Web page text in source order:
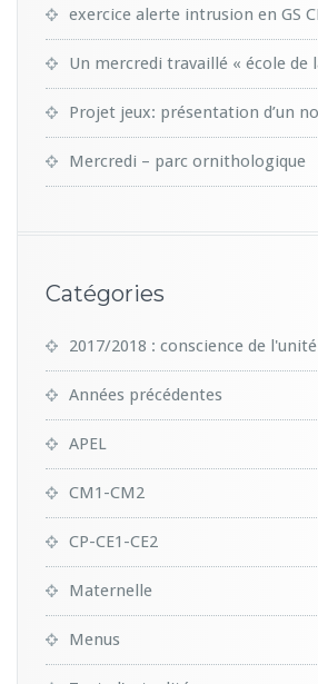
exercice alerte intrusion en GS
Un mercredi travaillé « école de
Projet jeux: présentation d’un
Mercredi – parc ornithologique
Catégories
2017/2018 : conscience de
Années précédentes
APEL
CM1-CM2
CP-CE1-CE2
Maternelle
Menus